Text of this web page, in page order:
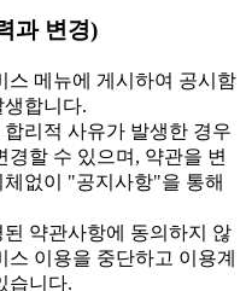
과 변경)
메뉴에 게시하여 공시함
생합니다.
리적 사유가 발생한 경우
경할 수 있으며, 약관을 변
없이 "공지사항"을 통해
약관사항에 동의하지 않
스 이용을 중단하고 이용계
습니다.